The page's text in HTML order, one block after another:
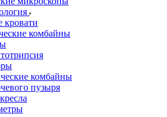
кровати
комбайны
комбайны
пузыря